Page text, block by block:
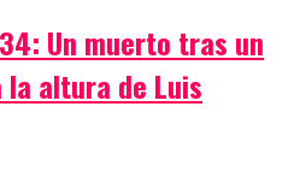
Un muerto tras un
la altura de Luis